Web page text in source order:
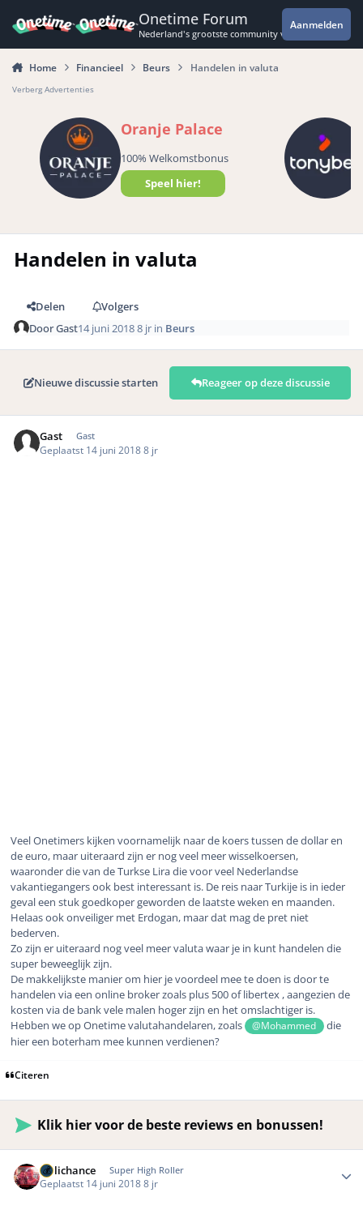
Onetime Forum
Nederland's grootste community voor de
Aanmelden
Home Financieel Beurs Handelen in valuta
Verberg Advertenties
Oranje Palace
100% Welkomstbonus
Speel hier!
Handelen in valuta
Delen
Volgers
DoorGast14 juni 20188 jr in Beurs
Nieuwe discussie starten Reageer op deze discussie
Gast Gast
Geplaatst 14 juni 20188 jr
Veel Onetimers kijken voornamelijk naar de koers tussen de dollar en
de euro, maar uiteraard zijn er nog veel meer wisselkoersen,
waaronder die van de Turkse Lira die voor veel Nederlandse
vakantiegangers ook best interessant is. De reis naar Turkije is in ieder
geval een stuk goedkoper geworden de laatste weken en maanden.
Helaas ook onveiliger met Erdogan, maar dat mag de pret niet
bederven.
Zo zijn er uiteraard nog veel meer valuta waar je in kunt handelen die
super beweeglijk zijn.
De makkelijkste manier om hier je voordeel mee te doen is door te
handelen via een online broker zoals plus 500 of libertex , aangezien de
kosten via de bank vele malen hoger zijn en het omslachtiger is.
Hebben we op Onetime valutahandelaren, zoals
@Mohammed
die
hier een boterham mee kunnen verdienen?
Citeren
Klik hier voor de beste reviews en bonussen!
Hillichance Super High Roller
Geplaatst 14 juni 20188 jr